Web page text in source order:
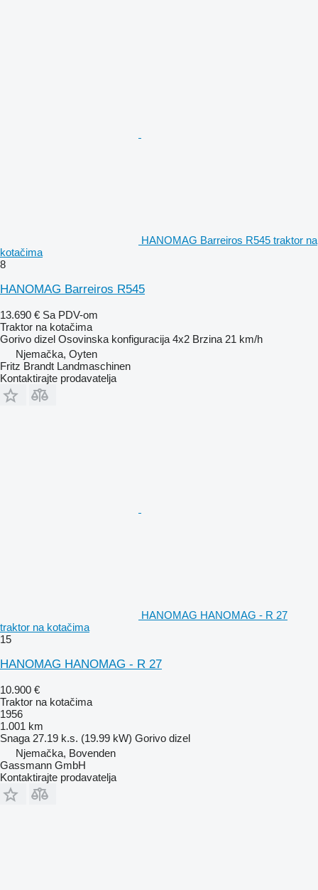
HANOMAG Barreiros R545 traktor na
kotačima
8
HANOMAG Barreiros R545
13.690 € Sa PDV-om
Traktor na kotačima
Gorivo dizel Osovinska konfiguracija 4x2 Brzina 21 km/h
Njemačka, Oyten
Fritz Brandt Landmaschinen
Kontaktirajte prodavatelja
HANOMAG HANOMAG - R 27
traktor na kotačima
15
HANOMAG HANOMAG - R 27
10.900 €
Traktor na kotačima
1956
1.001 km
Snaga 27.19 k.s. (19.99 kW) Gorivo dizel
Njemačka, Bovenden
Gassmann GmbH
Kontaktirajte prodavatelja